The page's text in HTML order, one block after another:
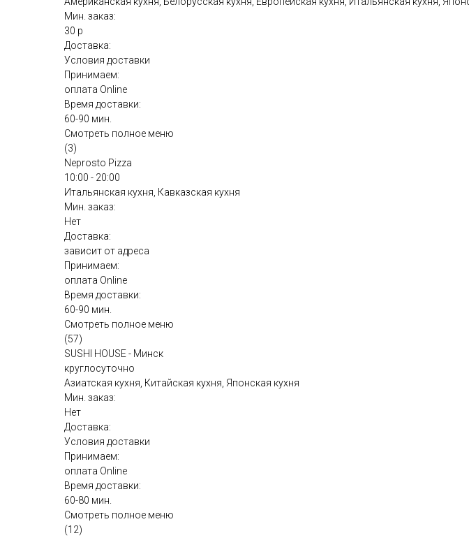
Мин. заказ:
30 р
Доставка:
Условия доставки
Принимаем:
оплата Online
Время доставки:
60-90 мин.
Смотреть полное меню
(3)
Neprosto Pizza
10:00 - 20:00
Итальянская кухня, Кавказская кухня
Мин. заказ:
Нет
Доставка:
зависит от адреса
Принимаем:
оплата Online
Время доставки:
60-90 мин.
Смотреть полное меню
(57)
SUSHI HOUSE - Минск
круглосуточно
Азиатская кухня, Китайская кухня, Японская кухня
Мин. заказ:
Нет
Доставка:
Условия доставки
Принимаем:
оплата Online
Время доставки:
60-80 мин.
Смотреть полное меню
(12)